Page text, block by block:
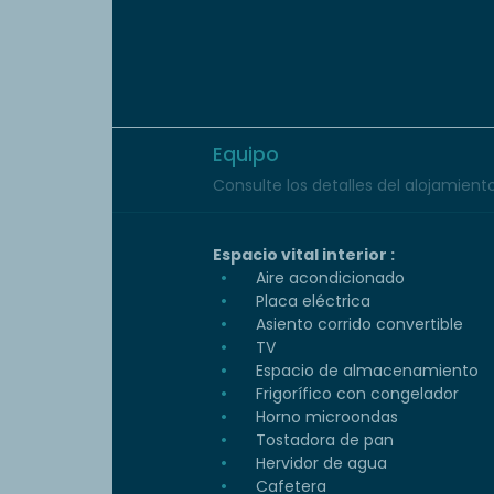
Equipo
Consulte los detalles del
Espacio vital interior :
Aire acondicionado
Placa eléctrica
Asiento corrido convertible
TV
Espacio de almacenamiento
Frigorífico con congelador
Horno microondas
Tostadora de pan
Hervidor de agua
Cafetera